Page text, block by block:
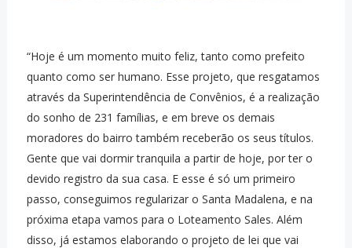
“Hoje é um momento muito feliz, tanto como prefeito
quanto como ser humano. Esse projeto, que resgatamos
através da Superintendência de Convênios, é a realização
do sonho de 231 famílias, e em breve os demais
moradores do bairro também receberão os seus títulos.
Gente que vai dormir tranquila a partir de hoje, por ter o
devido registro da sua casa. E esse é só um primeiro
passo, conseguimos regularizar o Santa Madalena, e na
próxima etapa vamos para o Loteamento Sales. Além
disso, já estamos elaborando o projeto de lei que vai